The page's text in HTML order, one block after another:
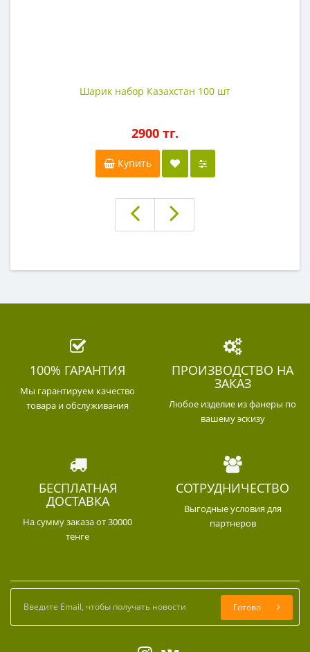
Шарик набор Казахстан 100 шт
2900 тг.
Купить
100% ГАРАНТИЯ
Мы гарантируем качество
товара и обслуживания
ПРОИЗВОДСТВО НА
ЗАКАЗ
Любое изделие из фанеры по
вашему эскизу
БЕСПЛАТНАЯ
ДОСТАВКА
На сумму заказа от 30000
тенге
СОТРУДНИЧЕСТВО
Выгодные условия для
партнеров
Готово